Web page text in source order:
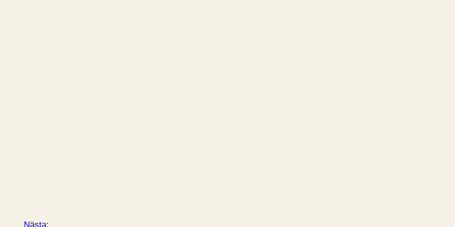
Nästa: